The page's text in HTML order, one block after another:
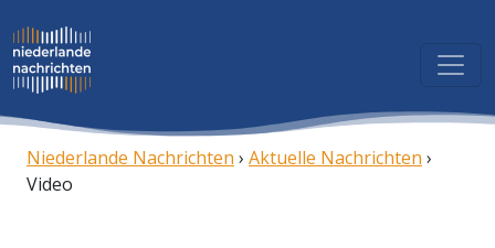
Niederlande Nachrichten › Aktuelle Nachrichten ›
Video